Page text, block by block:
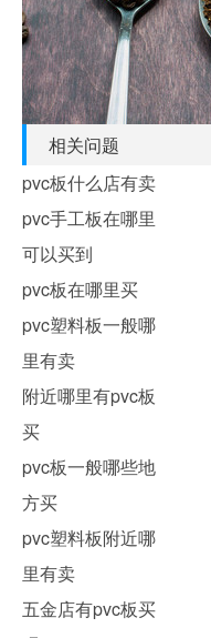
相关问题
pvc板什么店有卖
pvc手工板在哪里
可以买到
pvc板在哪里买
pvc塑料板一般哪
里有卖
附近哪里有pvc板
买
pvc板一般哪些地
方买
pvc塑料板附近哪
里有卖
五金店有pvc板买